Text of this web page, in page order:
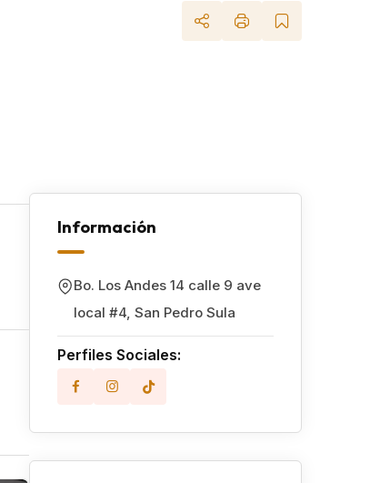
Información
Bo. Los Andes 14 calle 9 ave
local #4, San Pedro Sula
Perfiles Sociales: